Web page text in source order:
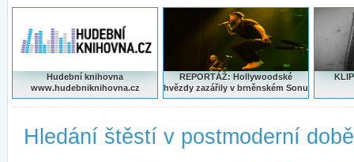
Hudební knihovna
www.hudebniknihovna.cz
REPORTÁŽ: Hollywoodské
hvězdy zazářily v brněnském Sonu
Hledání štěstí v postmoderní době